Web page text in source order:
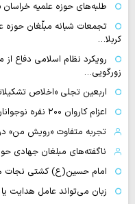
طلبه‌های حوزه علمیه
تجمعات شبانه مبلّغان حوزه
کربلا…
رویکرد نظام اسلامی دفاع
زورگویی…
اربعین تجلی «اخلاص
اعزام کاروان ۲۰۰ نفره نوجوانان کهگیلویه و بویراحمدی به طریق الحسین…
تجربه متفاوت «رویش من»
ناگفته‌های مبلغان جهادی
امام حسین(ع) کشتی نجات
زبان می‌تواند عامل هدایت